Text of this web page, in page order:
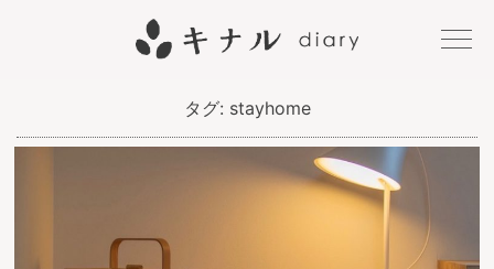
キナル
diary
タグ: stayhome